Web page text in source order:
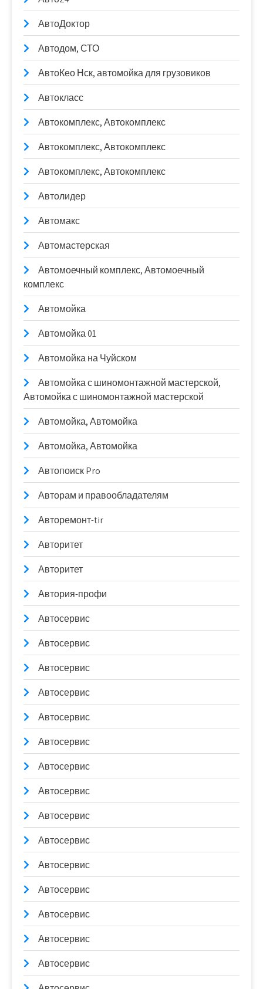
АвтоДоктор
Автодом, СТО
АвтоКео Нск, автомойка для грузовиков
Автокласс
Автокомплекс, Автокомплекс
Автокомплекс, Автокомплекс
Автокомплекс, Автокомплекс
Автолидер
Автомакс
Автомастерская
Автомоечный комплекс, Автомоечный
комплекс
Автомойка
Автомойка 01
Автомойка на Чуйском
Автомойка с шиномонтажной мастерской,
Автомойка с шиномонтажной мастерской
Автомойка, Автомойка
Автомойка, Автомойка
Автопоиск Pro
Авторам и правообладателям
Авторемонт-tir
Авторитет
Авторитет
Автория-профи
Автосервис
Автосервис
Автосервис
Автосервис
Автосервис
Автосервис
Автосервис
Автосервис
Автосервис
Автосервис
Автосервис
Автосервис
Автосервис
Автосервис
Автосервис